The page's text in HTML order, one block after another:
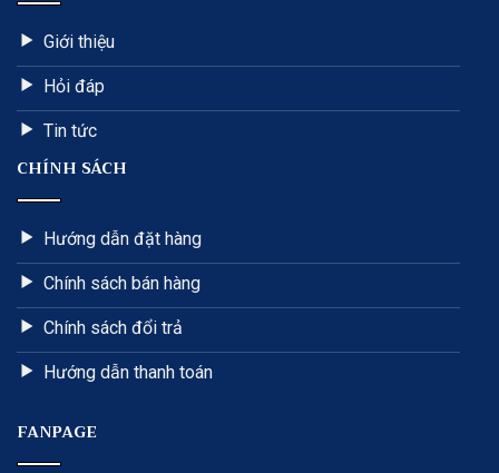
Giới thiệu
Hỏi đáp
Tin tức
CHÍNH SÁCH
Hướng dẫn đặt hàng
Chính sách bán hàng
Chính sách đổi trả
Hướng dẫn thanh toán
FANPAGE